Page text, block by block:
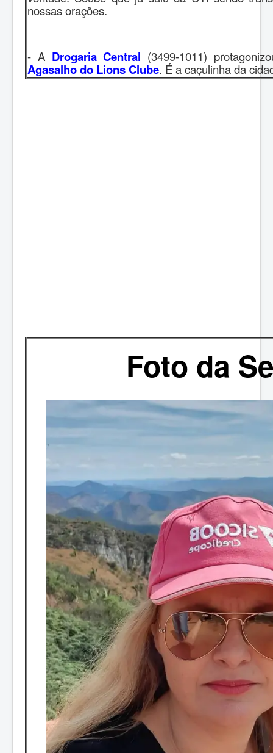
nossas orações.
- A Drogaria Central (3499-1011)
Agasalho do Lions Clube. É a caçulinha da
Foto da